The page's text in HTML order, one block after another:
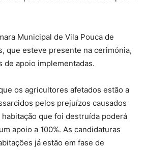
Municipal de Vila Pouca de
que esteve presente na cerimónia,
de apoio implementadas.
os agricultores afetados estão a
pelos prejuízos causados
que foi destruída poderá
apoio a 100%. As candidaturas
já estão em fase de